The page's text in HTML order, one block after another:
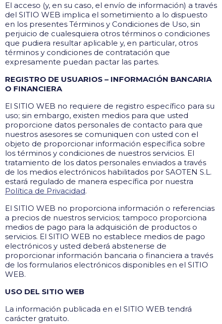
El acceso (y, en su caso, el envío de información) a través
del SITIO WEB implica el sometimiento a lo dispuesto
en los presentes Términos y Condiciones de Uso, sin
perjuicio de cualesquiera otros términos o condiciones
que pudiera resultar aplicable y, en particular, otros
términos y condiciones de contratación que
expresamente puedan pactar las partes.
REGISTRO DE USUARIOS – INFORMACIÓN BANCARIA
O FINANCIERA
El SITIO WEB no requiere de registro específico para su
uso; sin embargo, existen medios para que usted
proporcione datos personales de contacto para que
nuestros asesores se comuniquen con usted con el
objeto de proporcionar información específica sobre
los términos y condiciones de nuestros servicios. El
tratamiento de los datos personales enviados a través
de los medios electrónicos habilitados por SAOTEN S.L.
estará regulado de manera específica por nuestra
Política de Privacidad.
El SITIO WEB no proporciona información o referencias
a precios de nuestros servicios; tampoco proporciona
medios de pago para la adquisición de productos o
servicios. El SITIO WEB no establece medios de pago
electrónicos y usted deberá abstenerse de
proporcionar información bancaria o financiera a través
de los formularios electrónicos disponibles en el SITIO
WEB.
USO DEL SITIO WEB
La información publicada en el SITIO WEB tendrá
carácter gratuito.